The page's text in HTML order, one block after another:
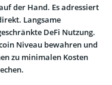
der Hand. Es adressiert
Langsame
DeFi Nutzung.
Niveau bewahren und
zu minimalen Kosten